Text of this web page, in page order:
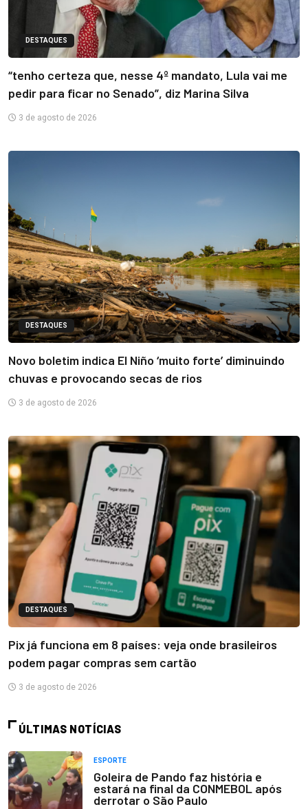
DESTAQUES
“tenho certeza que, nesse 4º mandato, Lula vai me
pedir para ficar no Senado”, diz Marina Silva
3 de agosto de 2026
DESTAQUES
Novo boletim indica El Niño ‘muito forte’ diminuindo
chuvas e provocando secas de rios
3 de agosto de 2026
DESTAQUES
Pix já funciona em 8 países: veja onde brasileiros
podem pagar compras sem cartão
3 de agosto de 2026
ÚLTIMAS NOTÍCIAS
ESPORTE
Goleira de Pando faz história e
estará na final da CONMEBOL após
derrotar o São Paulo